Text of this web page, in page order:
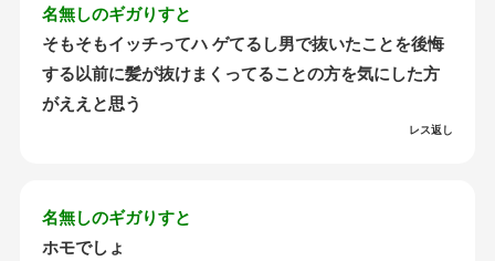
名無しのギガりすと
そもそもイッチってハ ゲてるし男で抜いたことを後悔
する以前に髪が抜けまくってることの方を気にした方
がええと思う
レス返し
名無しのギガりすと
ホモでしょ